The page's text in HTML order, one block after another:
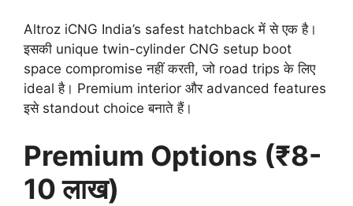
Altroz iCNG India’s safest hatchback में से एक है।
इसकी unique twin-cylinder CNG setup boot
space compromise नहीं करती, जो road trips के लिए
ideal है। Premium interior और advanced features
इसे standout choice बनाते हैं।
Premium Options (₹8-
10 लाख)